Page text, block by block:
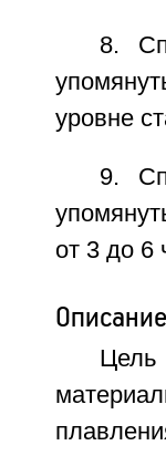
8.
уровне
9.
от 3 до 6
Цель